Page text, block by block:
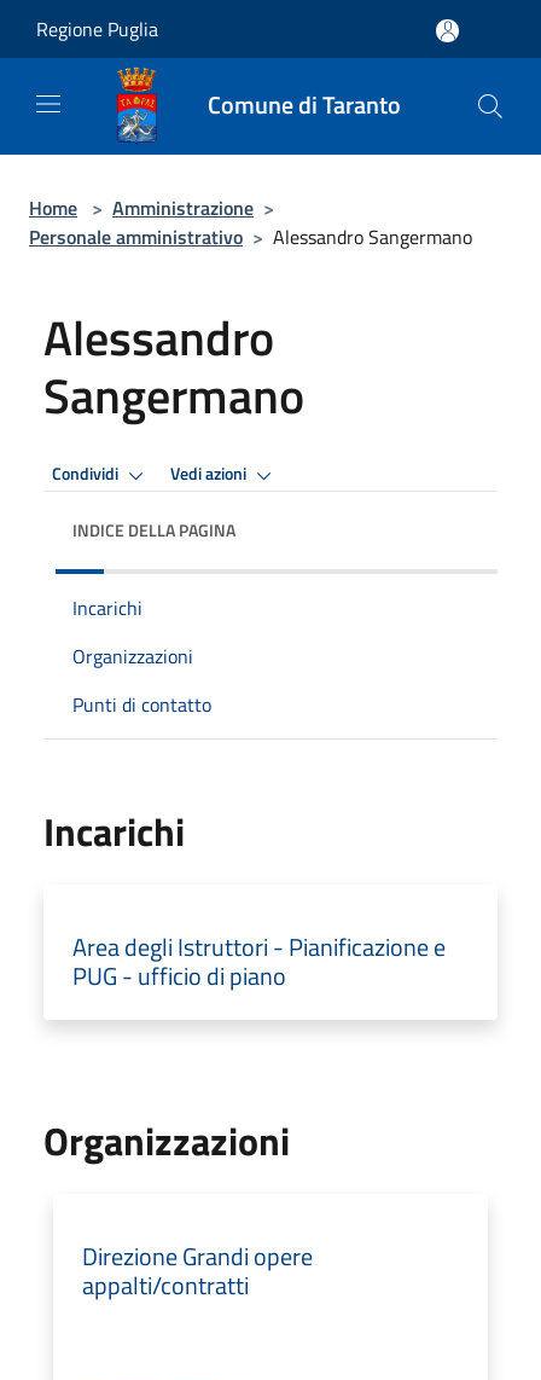
Regione Puglia
Comune di Taranto
Home > Amministrazione >
Personale amministrativo > Alessandro Sangermano
Alessandro
Sangermano
Condividi Vedi azioni
INDICE DELLA PAGINA
Incarichi
Organizzazioni
Punti di contatto
Incarichi
Area degli Istruttori - Pianificazione e
PUG - ufficio di piano
Organizzazioni
Direzione Grandi opere
appalti/contratti